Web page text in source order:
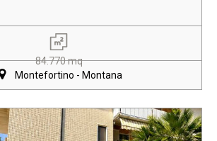
84.770 mq
Montefortino - Montana